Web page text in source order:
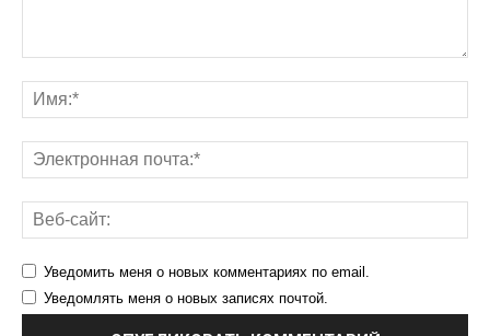
Уведомить меня о новых комментариях по email.
Уведомлять меня о новых записях почтой.